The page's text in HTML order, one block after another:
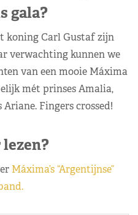
gala?
koning Carl Gustaf zijn
verwachting kunnen we
van een mooie Máxima
mét prinses Amalia,
Fingers crossed!
Máxima’s “Argentijnse”